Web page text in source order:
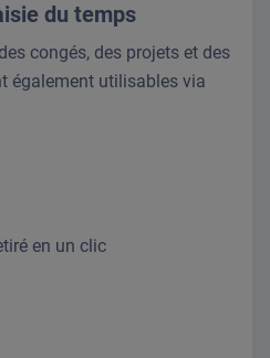
du temps
congés, des projets et des
également utilisables via
en un clic